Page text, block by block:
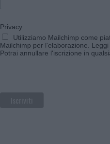
Privacy
Utilizziamo Mailchimp come
Mailchimp per l'elaborazione.
Potrai annullare l'iscrizione in